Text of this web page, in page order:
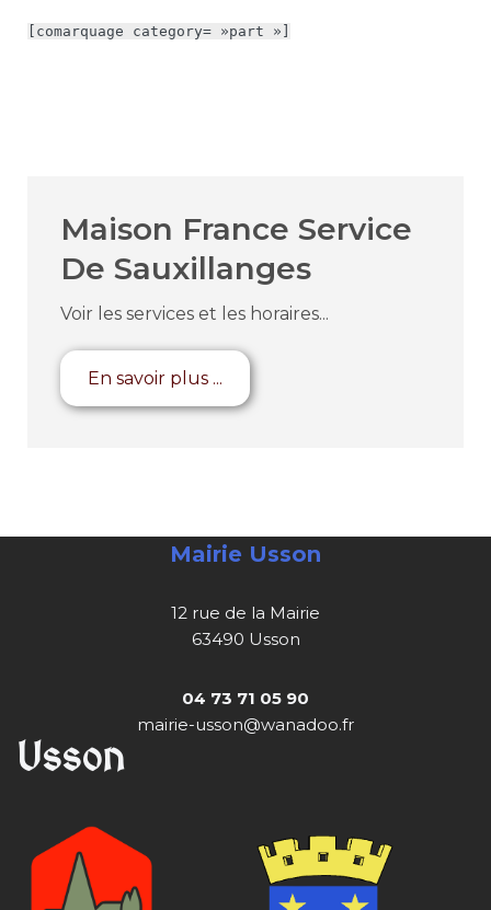
[comarquage category= »part »]
Maison France Service
De Sauxillanges
Voir les services et les horaires...
En savoir plus ...
Mairie Usson
12 rue de la Mairie
63490 Usson
04 73 71 05 90
mairie-usson@wanadoo.fr
Usson